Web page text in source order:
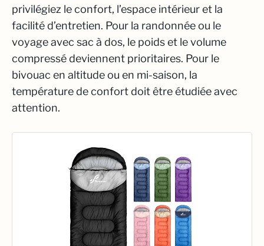
privilégiez le confort, l’espace intérieur et la
facilité d’entretien. Pour la randonnée ou le
voyage avec sac à dos, le poids et le volume
compressé deviennent prioritaires. Pour le
bivouac en altitude ou en mi-saison, la
température de confort doit être étudiée avec
attention.